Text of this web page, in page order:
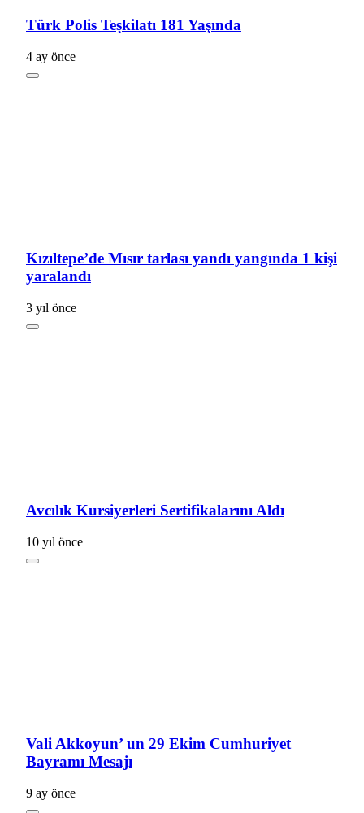
Türk Polis Teşkilatı 181 Yaşında
4 ay önce
Kızıltepe’de Mısır tarlası yandı yangında 1 kişi
yaralandı
3 yıl önce
Avcılık Kursiyerleri Sertifikalarını Aldı
10 yıl önce
Vali Akkoyun’ un 29 Ekim Cumhuriyet
Bayramı Mesajı
9 ay önce